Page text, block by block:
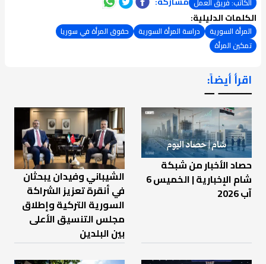
الكلمات الدليلية:
المرأة السورية دراسة المرأة السورية
حقوق المرأة في سوريا
تمكين المرأة
اقرأ أيضاً:
ـــــــ ــ
حصاد الأخبار من شبكة
شام الإخبارية | الخميس 6
آب 2026
الشيباني وفيدان يبحثان
في أنقرة تعزيز الشراكة
السورية التركية وإطلاق
مجلس التنسيق الأعلى
بين البلدين